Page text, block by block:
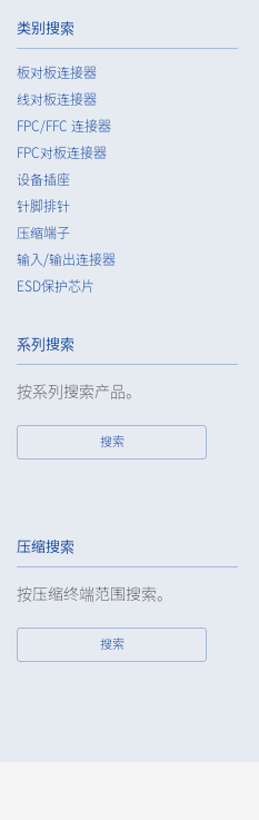
60pin
类别搜索
板对板连接器
线对板连接器
FPC/FFC 连接器
FPC对板连接器
设备插座
针脚排针
压缩端子
输入/输出连接器
ESD保护芯片
系列搜索
按系列搜索产品。
搜索
压缩搜索
按压缩终端范围搜索。
搜索